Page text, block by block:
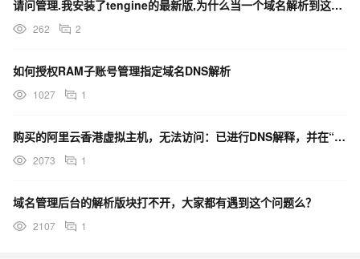
层汇报，不同部门的各级管理人员之间进行的各种情况交流，企业
中的各种会议难道不是80％以上都是在进行这种沟通吗？在图－3
于财务业务同步管理而自动产生的各种实时评价企业经营业务的记
账凭证，在实现ERP管理之后，将不再仅仅是用于传统管理的财务
各种绩效考核指标、各种管理指标中去。而由于ERP的实时的财务
业务同步管理，将使得各级管理人员随时都可以看到随着企业业务
度可以达到与业务的一一对应，这就为各级管理人员追溯指标变化
的根源提供了最简捷的途经。如此种种，还需要那种“汇报制”吗？各
请问管理.我安装了tengine的最新版,为什么当一个域名解析到这个tengine服务器的时候,我t
262 2
如何授权RAM子账号管理指定域名DNS解析
1027 1
购买的阿里云香港虚拟主机，无法访问：已进行DNS解释，并在“主机管理”进行域名绑定
2073 1
域名管理后台的解析版块打不开，大家都有遇到这个问题么？
2107 1